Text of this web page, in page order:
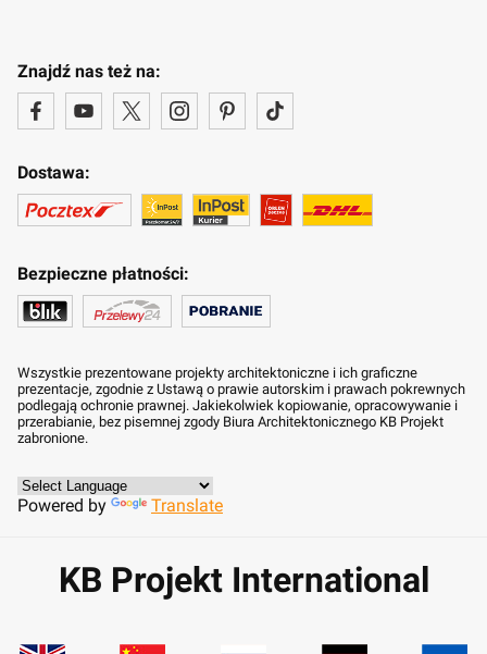
Znajdź nas też na:
Dostawa:
Bezpieczne płatności:
Wszystkie prezentowane projekty architektoniczne i ich graficzne
prezentacje, zgodnie z Ustawą o prawie autorskim i prawach pokrewnych
podlegają ochronie prawnej. Jakiekolwiek kopiowanie, opracowywanie i
przerabianie, bez pisemnej zgody Biura Architektonicznego KB Projekt
zabronione.
Powered by Translate
KB Projekt International